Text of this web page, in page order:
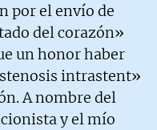
por el envío de
del corazón»
un honor haber
intrastent»
A nombre del
y el mío